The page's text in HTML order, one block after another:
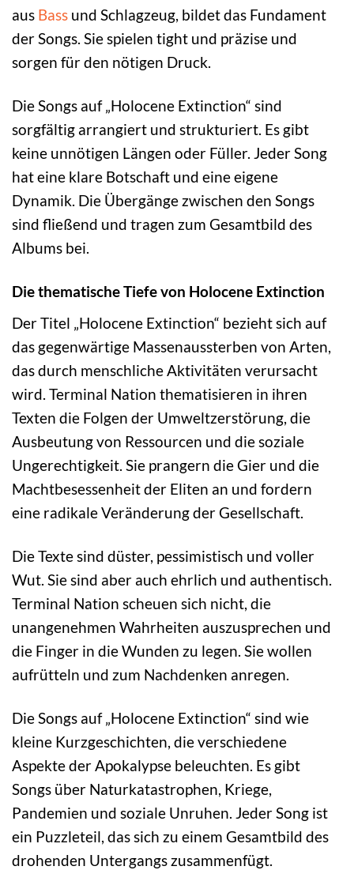
aus Bass und Schlagzeug, bildet das Fundament
der Songs. Sie spielen tight und präzise und
sorgen für den nötigen Druck.
Die Songs auf „Holocene Extinction“ sind
sorgfältig arrangiert und strukturiert. Es gibt
keine unnötigen Längen oder Füller. Jeder Song
hat eine klare Botschaft und eine eigene
Dynamik. Die Übergänge zwischen den Songs
sind fließend und tragen zum Gesamtbild des
Albums bei.
Die thematische Tiefe von Holocene Extinction
Der Titel „Holocene Extinction“ bezieht sich auf
das gegenwärtige Massenaussterben von Arten,
das durch menschliche Aktivitäten verursacht
wird. Terminal Nation thematisieren in ihren
Texten die Folgen der Umweltzerstörung, die
Ausbeutung von Ressourcen und die soziale
Ungerechtigkeit. Sie prangern die Gier und die
Machtbesessenheit der Eliten an und fordern
eine radikale Veränderung der Gesellschaft.
Die Texte sind düster, pessimistisch und voller
Wut. Sie sind aber auch ehrlich und authentisch.
Terminal Nation scheuen sich nicht, die
unangenehmen Wahrheiten auszusprechen und
die Finger in die Wunden zu legen. Sie wollen
aufrütteln und zum Nachdenken anregen.
Die Songs auf „Holocene Extinction“ sind wie
kleine Kurzgeschichten, die verschiedene
Aspekte der Apokalypse beleuchten. Es gibt
Songs über Naturkatastrophen, Kriege,
Pandemien und soziale Unruhen. Jeder Song ist
ein Puzzleteil, das sich zu einem Gesamtbild des
drohenden Untergangs zusammenfügt.